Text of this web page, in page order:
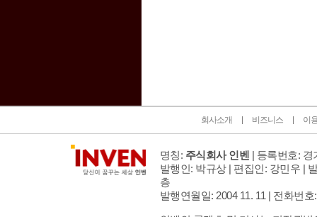
회사소개 비즈니스 이
명칭: 주식회사 인벤 | 등록번호: 경
발행인: 박규상 | 편집인: 강민우 |
층
발행연월일: 2004 11. 11 | 전화번호